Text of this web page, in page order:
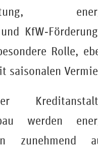
Rolle,
saisonalen
werden
zunehmend